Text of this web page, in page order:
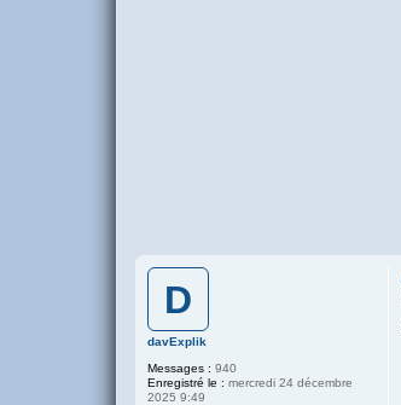
D
davExplik
Messages : 940
Enregistré le : mercredi 24 décembre
2025 9:49